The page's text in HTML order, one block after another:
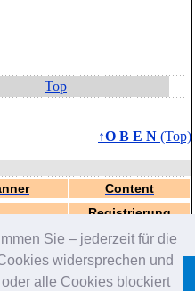
Sie – jederzeit für die
widersprechen und
alle Cookies blockiert
Top
↑O B E N (Top)
Content
Registrierung